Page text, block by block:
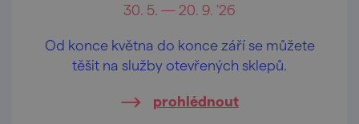
30. 5. — 20. 9. '26
Od konce května do konce září se můžete
těšit na služby otevřených sklepů.
prohlédnout